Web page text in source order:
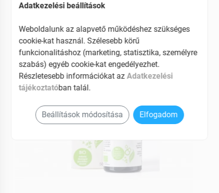
EAN: 5999559923203
Adatkezelési beállítások
Weboldalunk az alapvető működéshez szükséges
cookie-kat használ. Szélesebb körű
funkcionalitáshoz (marketing, statisztika, személyre
szabás) egyéb cookie-kat engedélyezhet.
Részletesebb információkat azAdatkezelési
tájékoztatóban talál.
Beállítások módosítása Elfogadom